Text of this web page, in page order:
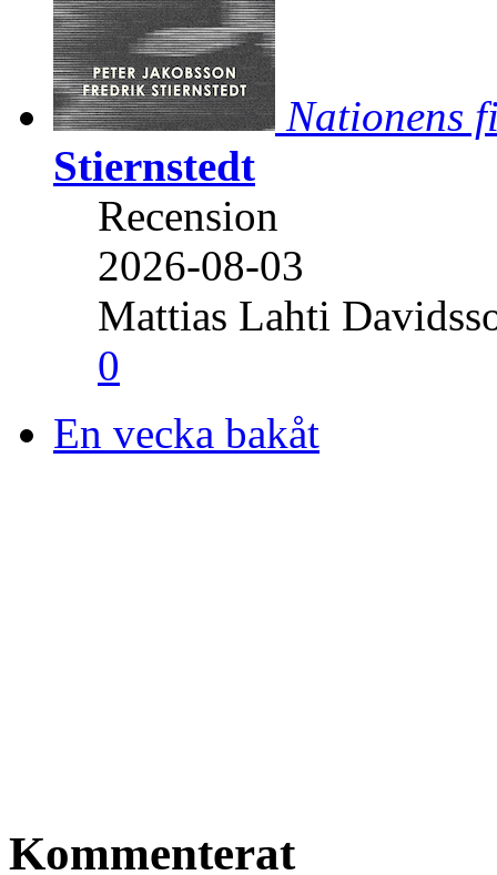
Nationens
Stiernstedt
Recension
2026-08-03
Mattias Lahti
0
En vecka bakåt
Kommenterat